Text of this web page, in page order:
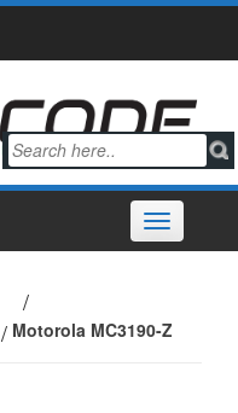
Toggle
navigation
/
/ Motorola MC3190-Z